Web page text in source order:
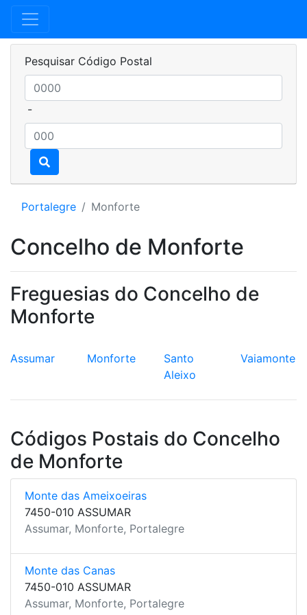
Pesquisar Código Postal
-
Portalegre Monforte
Concelho de Monforte
Freguesias do Concelho de
Monforte
Assumar Monforte
Santo
Aleixo
Vaiamonte
Códigos Postais do Concelho
de Monforte
Monte das Ameixoeiras
7450-010 ASSUMAR
Assumar, Monforte, Portalegre
Monte das Canas
7450-010 ASSUMAR
Assumar, Monforte, Portalegre